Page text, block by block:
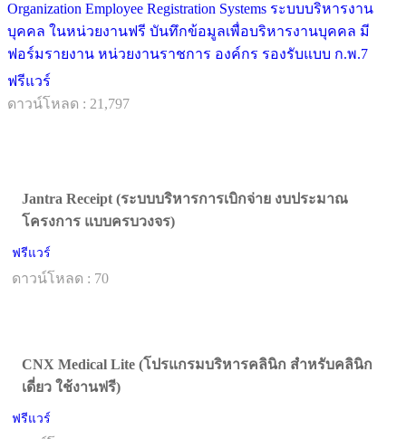
Organization Employee Registration Systems ระบบบริหารงาน
บุคคล ในหน่วยงานฟรี บันทึกข้อมูลเพื่อบริหารงานบุคคล มี
ฟอร์มรายงาน หน่วยงานราชการ องค์กร รองรับแบบ ก.พ.7
ฟรีแวร์
ดาวน์โหลด : 21,797
Jantra Receipt (ระบบบริหารการเบิกจ่าย งบประมาณ
โครงการ แบบครบวงจร)
ฟรีแวร์
ดาวน์โหลด : 70
CNX Medical Lite (โปรแกรมบริหารคลินิก สำหรับคลินิก
เดี่ยว ใช้งานฟรี)
ฟรีแวร์